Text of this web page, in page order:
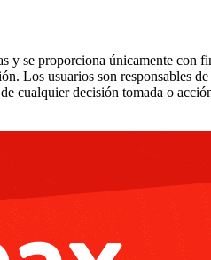
se proporciona únicamente con
Los usuarios son
cualquier decisión tomada o